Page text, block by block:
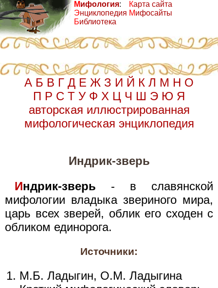
Мифология:
Энциклопедия
Библиотека
Карта сайта
Мифосайты
А Б В Г Д Е Ж З И Й К Л М Н О
П Р С Т У Ф Х Ц Ч Ш Э Ю Я
авторская иллюстрированная
мифологическая энциклопедия
Индрик-зверь
Индрик-зверь - в славянской
мифологии владыка звериного мира,
царь всех зверей, облик его сходен с
обликом единорога.
Источники:
М.Б. Ладыгин, О.М. Ладыгина